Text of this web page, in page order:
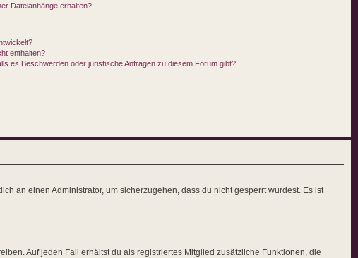
Dateianhänge erhalten?
enthalten?
es Beschwerden oder juristische Anfragen zu diesem Forum gibt?
an einen Administrator, um sicherzugehen, dass du nicht gesperrt wurdest. Es ist
Auf jeden Fall erhältst du als registriertes Mitglied zusätzliche Funktionen, die